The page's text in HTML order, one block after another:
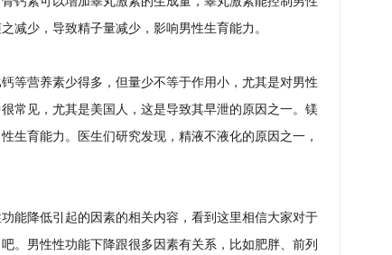
减少，导致精子量减少，影响男性生育能力。
等营养素少得多，但量少不等于作用小，尤其是对男性
常见，尤其是美国人，这是导致其早泄的原因之一。镁
生育能力。医生们研究发现，精液不液化的原因之一，
能降低引起的因素的相关内容，看到这里相信大家对于
。男性性功能下降跟很多因素有关系，比如肥胖、前列